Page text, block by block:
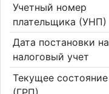
Учетный номер
плательщика (УНП)
Дата постановки на
налоговый учет
Текущее состояние